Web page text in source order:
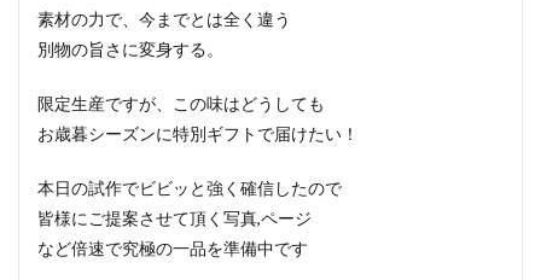
素材の力で、今までとは全く違う
別物の旨さに変身する。
限定生産ですが、この味はどうしても
お歳暮シーズンに特別ギフトで届けたい！
本日の試作でビビッと強く確信したので
皆様にご提案させて頂く写真,ページ
など倍速で究極の一品を準備中です